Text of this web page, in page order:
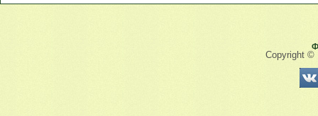
Copyright ©